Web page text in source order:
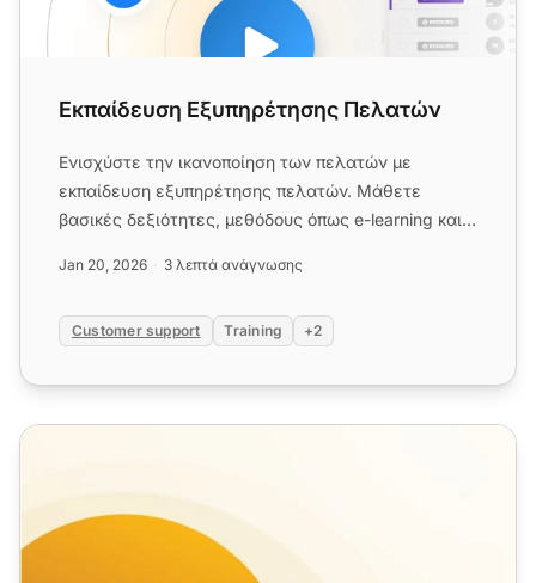
Εκπαίδευση Εξυπηρέτησης Πελατών
Ενισχύστε την ικανοποίηση των πελατών με
εκπαίδευση εξυπηρέτησης πελατών. Μάθετε
βασικές δεξιότητες, μεθόδους όπως e-learning και
Jan 20, 2026 3 λεπτά ανάγνωσης
Customer support Training +2
Εισαγωγή